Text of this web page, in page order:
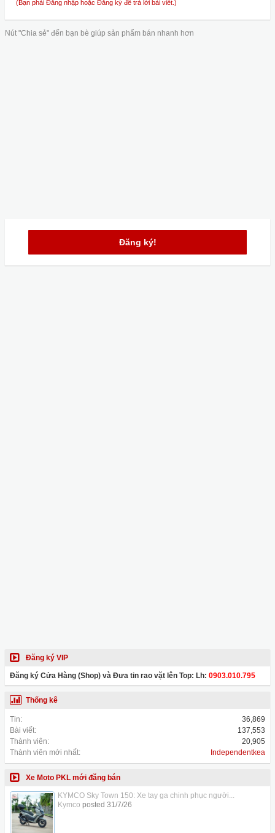
(Bạn phải Đăng nhập hoặc Đăng ký để trả lời bài viết.)
Nút "Chia sẻ" đến bạn bè giúp sản phẩm bán nhanh hơn
Đăng ký!
Đăng ký VIP
Đăng ký Cửa Hàng (Shop) và Đưa tin rao vặt lên Top: Lh: 0903.010.795
Thống kê
Tin:
36,869
Bài viết:
137,553
Thành viên:
20,905
Thành viên mới nhất:
Independentkea
Xe Moto PKL mới đăng bán
KYMCO Sky Town 150: Xe tay ga chinh phục người...
Kymco posted 31/7/26